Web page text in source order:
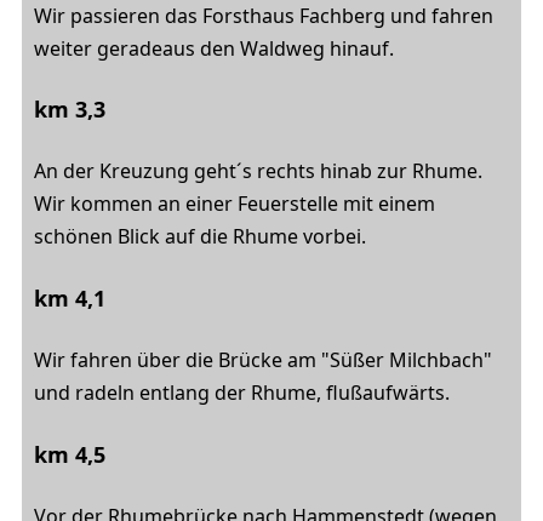
Wir passieren das Forsthaus Fachberg und fahren
weiter geradeaus den Waldweg hinauf.
km 3,3
An der Kreuzung geht´s rechts hinab zur Rhume.
Wir kommen an einer Feuerstelle mit einem
schönen Blick auf die Rhume vorbei.
km 4,1
Wir fahren über die Brücke am "Süßer Milchbach"
und radeln entlang der Rhume, flußaufwärts.
km 4,5